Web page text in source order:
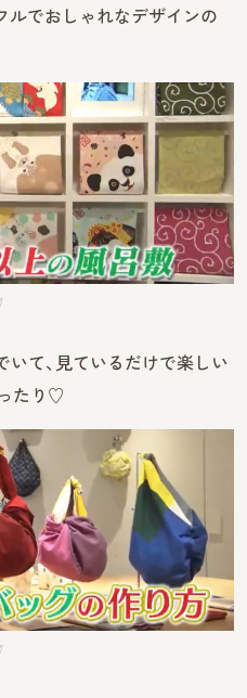
ルでおしゃれなデザインの
て、見ているだけで楽しい
たり♡